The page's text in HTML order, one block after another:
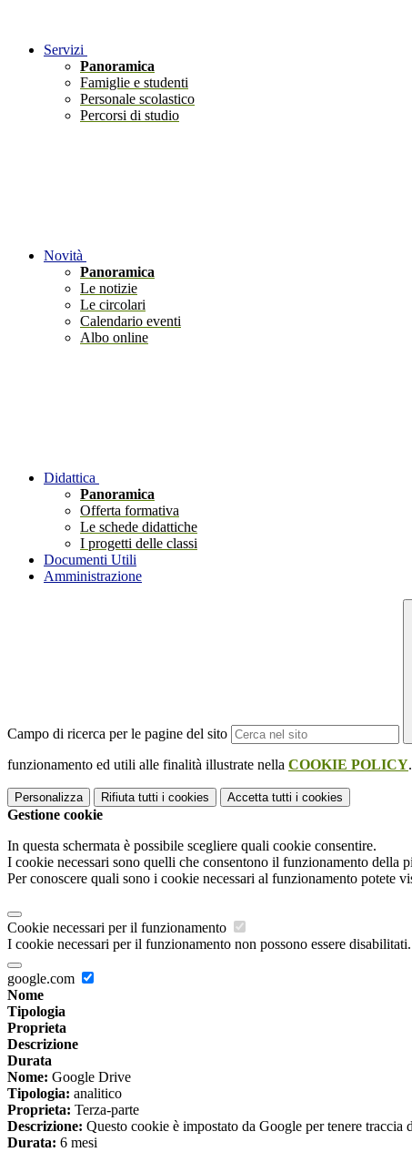
Servizi
Panoramica
Famiglie e studenti
Personale scolastico
Percorsi di studio
Novità
Panoramica
Le notizie
Le circolari
Calendario eventi
Albo online
Didattica
Panoramica
Offerta formativa
Le schede didattiche
I progetti delle classi
Documenti Utili
Amministrazione
Campo di ricerca per le pagine del sito
funzionamento ed utili alle finalità illustrate nella COOKIE POLICY.
Personalizza Rifiuta tutti i cookies Accetta tutti i cookies
Gestione cookie
In questa schermata è possibile scegliere quali cookie consentire.
I cookie necessari sono quelli che consentono il funzionamento della
Per conoscere quali sono i cookie necessari al funzionamento potete
Cookie necessari per il funzionamento
I cookie necessari per il funzionamento non possono essere
google.com
Nome
Tipologia
Proprieta
Descrizione
Durata
Nome: Google Drive
Tipologia: analitico
Proprieta: Terza-parte
Descrizione: Questo cookie è impostato da Google per tenere
Durata: 6 mesi